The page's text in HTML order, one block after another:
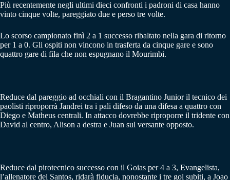
Più recentemente negli ultimi dieci confronti i padroni di casa hanno
vinto cinque volte, pareggiato due e perso tre volte.
Lo scorso campionato finì 2 a 1 successo ribaltato nella gara di ritorno
per 1 a 0. Gli ospiti non vincono in trasferta da cinque gare e sono
quattro gare di fila che non espugnano il Mourimbi.
Reduce dal pareggio ad occhiali con il Bragantino Junior il tecnico dei
paolisti riproporrà Jandrei tra i pali difeso da una difesa a quattro con
Diego e Matheus centrali. In attacco dovrebbe riproporre il tridente con
David al centro, Alison a destra e Juan sul versante opposto.
Reduce dal pirotecnico successo con il Goias per 4 a 3, Evangelista,
l’allenatore del Santos, ridarà fiducia, nonostante i tre gol subiti, a Joao